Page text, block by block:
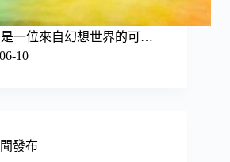
是一位來自幻想世界的可…
10
發布